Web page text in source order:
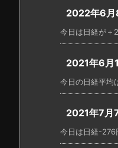
2022年6月
今日は日経が＋
2021年6月
今日の日経平均
2021年7月
今日は日経-276